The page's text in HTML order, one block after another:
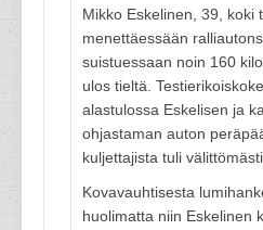
Mikko Eskelinen, 39, koki
menettäessään
suistuessaan noin 160
ulos tieltä.
alastulossa Eskelisen ja
ohjastaman auton
kuljettajista tuli
Kovavauhtisesta
huolimatta niin Eskelinen